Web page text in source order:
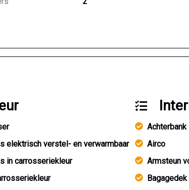
elektrisch verstel- en verwarmbaar
in carrosseriekleur
Airco
Armsteun
Bagagedek